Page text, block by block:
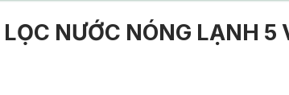
NƯỚC NÓNG LẠNH 5